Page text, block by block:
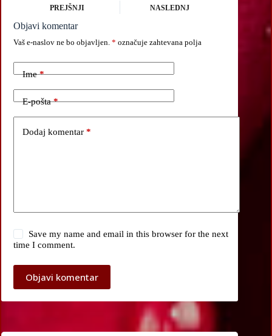
PREJŠNJI NASLEDNJ
Objavi komentar
Vaš e-naslov ne bo objavljen. * označuje zahtevana polja
Ime*
E-pošta*
Dodaj komentar *
Save my name and email in this browser for the next
time I comment.
Objavi komentar